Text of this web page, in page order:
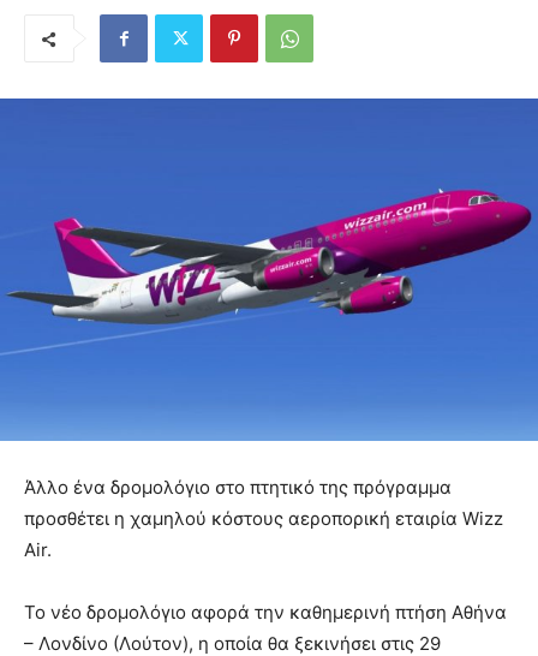
Άλλο ένα δρομολόγιο στο πτητικό της πρόγραμμα
προσθέτει η χαμηλού κόστους αεροπορική εταιρία Wizz
Air.
Το νέο δρομολόγιο αφορά την καθημερινή πτήση Αθήνα
– Λονδίνο (Λούτον), η οποία θα ξεκινήσει στις 29